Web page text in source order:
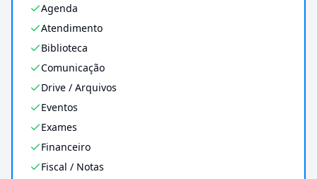
Agenda
Atendimento
Biblioteca
Comunicação
Drive / Arquivos
Eventos
Exames
Financeiro
Fiscal / Notas